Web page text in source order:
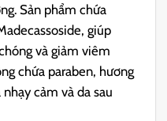
Sản phẩm chứa
giúp
và giảm viêm
chứa paraben, hương
cảm và da sau